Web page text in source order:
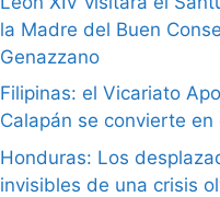
la Madre del Buen
Genazzano
Filipinas: el Vicariato
Calapán se convierte en
Honduras: Los
invisibles de una crisis